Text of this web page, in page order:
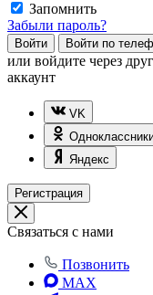
Запомнить
Забыли пароль?
Войти Войти по
или войдите через
аккаунт
VK
Яндекс
Регистрация
Связаться с нами
Позвонить
MAX